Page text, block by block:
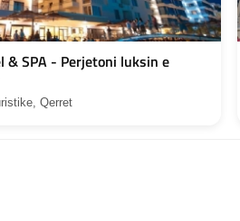
& SPA - Perjetoni luksin e
Qerret